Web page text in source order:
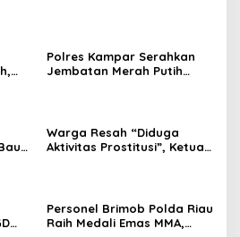
Polres Kampar Serahkan
Jembatan Merah Putih
Warga Resah “Diduga
Aktivitas Prostitusi”, Ketua
Jalan Tanjung Datuk
Personel Brimob Polda Riau
Raih Medali Emas MMA,